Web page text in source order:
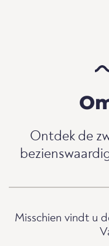
Ontdek de
Misschien vindt u